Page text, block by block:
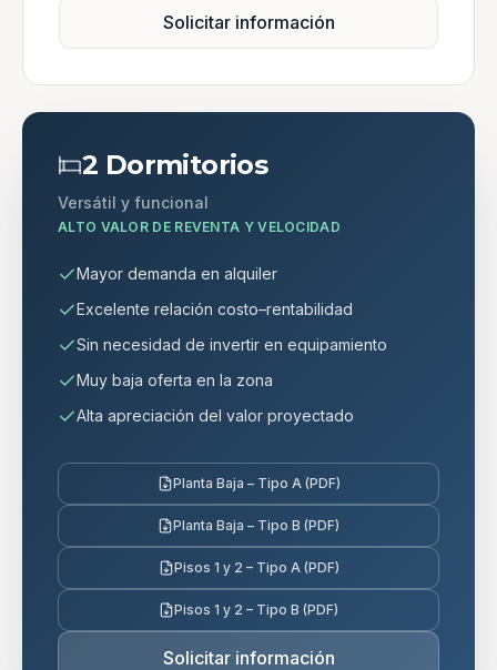
Solicitar información
2 Dormitorios
Versátil y funcional
ALTO VALOR DE REVENTA Y VELOCIDAD
Mayor demanda en alquiler
Excelente relación costo–rentabilidad
Sin necesidad de invertir en equipamiento
Muy baja oferta en la zona
Alta apreciación del valor proyectado
Planta Baja – Tipo A (PDF)
Planta Baja – Tipo B (PDF)
Pisos 1 y 2 – Tipo A (PDF)
Pisos 1 y 2 – Tipo B (PDF)
Solicitar información